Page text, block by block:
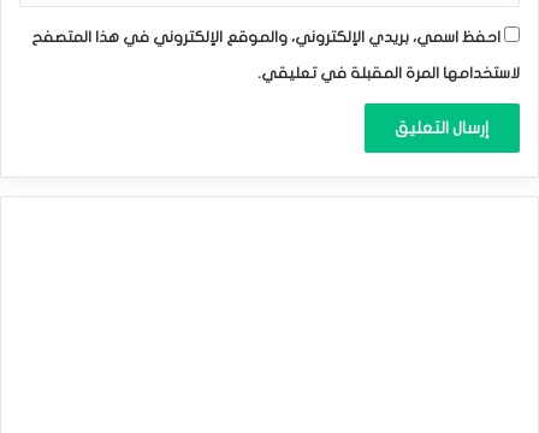
احفظ اسمي، بريدي الإلكتروني، والموقع الإلكتروني في هذا المتصفح
لاستخدامها المرة المقبلة في تعليقي.